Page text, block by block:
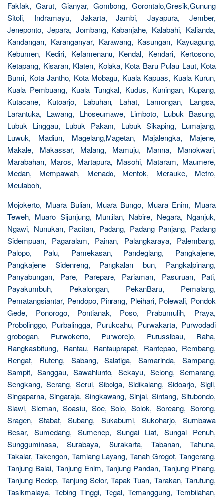
Fakfak, Garut, Gianyar, Gombong, Gorontalo,Gresik,Gunung
Sitoli, Indramayu, Jakarta, Jambi, Jayapura, Jember,
Jeneponto, Jepara, Jombang, Kabanjahe, Kalabahi, Kalianda,
Kandangan, Karanganyar, Karawang, Kasungan, Kayuagung,
Kebumen, Kediri, Kefamenanu, Kendal, Kendari, Kertosono,
Ketapang, Kisaran, Klaten, Kolaka, Kota Baru Pulau Laut, Kota
Bumi, Kota Jantho, Kota Mobagu, Kuala Kapuas, Kuala Kurun,
Kuala Pembuang, Kuala Tungkal, Kudus, Kuningan, Kupang,
Kutacane, Kutoarjo, Labuhan, Lahat, Lamongan, Langsa,
Larantuka, Lawang, Lhoseumawe, Limboto, Lubuk Basung,
Lubuk Linggau, Lubuk Pakam, Lubuk Sikaping, Lumajang,
Luwuk, Madiun, Magelang,Magetan, Majalengka, Majene,
Makale, Makassar, Malang, Mamuju, Manna, Manokwari,
Marabahan, Maros, Martapura, Masohi, Mataram, Maumere,
Medan, Mempawah, Menado, Mentok, Merauke, Metro,
Meulaboh,
Mojokerto, Muara Bulian, Muara Bungo, Muara Enim, Muara
Teweh, Muaro Sijunjung, Muntilan, Nabire, Negara, Nganjuk,
Ngawi, Nunukan, Pacitan, Padang, Padang Panjang, Padang
Sidempuan, Pagaralam, Painan, Palangkaraya, Palembang,
Palopo, Palu, Pamekasan, Pandeglang, Pangkajene,
Pangkajene Sidenreng, Pangkalan bun, Pangkalpinang,
Panyabungan, Pare, Parepare, Pariaman, Pasuruan, Pati,
Payakumbuh, Pekalongan, PekanBaru, Pemalang,
Pematangsiantar, Pendopo, Pinrang, Pleihari, Polewali, Pondok
Gede, Ponorogo, Pontianak, Poso, Prabumulih, Praya,
Probolinggo, Purbalingga, Purukcahu, Purwakarta, Purwodadi
grobogan, Purwokerto, Purworejo, Putussibau, Raha,
Rangkasbitung, Rantau, Rantauprapat, Rantepao, Rembang,
Rengat, Ruteng, Sabang, Salatiga, Samarinda, Sampang,
Sampit, Sanggau, Sawahlunto, Sekayu, Selong, Semarang,
Sengkang, Serang, Serui, Sibolga, Sidikalang, Sidoarjo, Sigli,
Singaparna, Singaraja, Singkawang, Sinjai, Sintang, Situbondo,
Slawi, Sleman, Soasiu, Soe, Solo, Solok, Soreang, Sorong,
Sragen, Stabat, Subang, Sukabumi, Sukoharjo, Sumbawa
Besar, Sumedang, Sumenep, Sungai Liat, Sungai Penuh,
Sungguminasa, Surabaya, Surakarta, Tabanan, Tahuna,
Takalar, Takengon, Tamiang Layang, Tanah Grogot, Tangerang,
Tanjung Balai, Tanjung Enim, Tanjung Pandan, Tanjung Pinang,
Tanjung Redep, Tanjung Selor, Tapak Tuan, Tarakan, Tarutung,
Tasikmalaya, Tebing Tinggi, Tegal, Temanggung, Tembilahan,